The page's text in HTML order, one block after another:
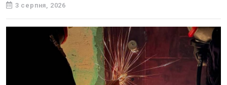
3 серпня, 2026